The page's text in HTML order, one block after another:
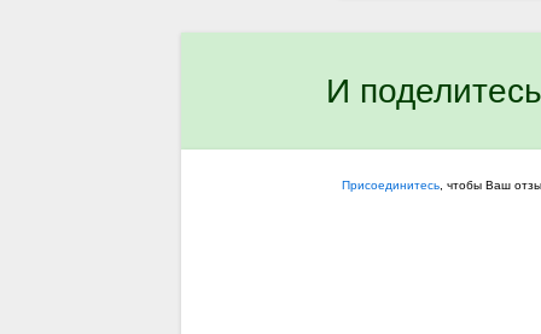
И
Присоединитесь , чтобы Ваш